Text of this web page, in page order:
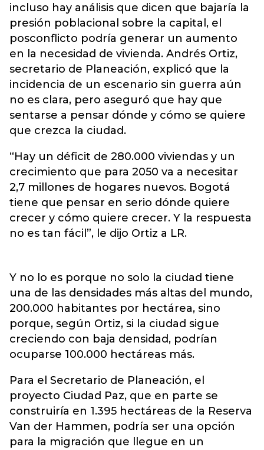
incluso hay análisis que dicen que bajaría la
presión poblacional sobre la capital, el
posconflicto podría generar un aumento
en la necesidad de vivienda. Andrés Ortiz,
secretario de Planeación, explicó que la
incidencia de un escenario sin guerra aún
no es clara, pero aseguró que hay que
sentarse a pensar dónde y cómo se quiere
que crezca la ciudad.
“Hay un déficit de 280.000 viviendas y un
crecimiento que para 2050 va a necesitar
2,7 millones de hogares nuevos. Bogotá
tiene que pensar en serio dónde quiere
crecer y cómo quiere crecer. Y la respuesta
no es tan fácil”, le dijo Ortiz a LR.
Y no lo es porque no solo la ciudad tiene
una de las densidades más altas del mundo,
200.000 habitantes por hectárea, sino
porque, según Ortiz, si la ciudad sigue
creciendo con baja densidad, podrían
ocuparse 100.000 hectáreas más.
Para el Secretario de Planeación, el
proyecto Ciudad Paz, que en parte se
construiría en 1.395 hectáreas de la Reserva
Van der Hammen, podría ser una opción
para la migración que llegue en un